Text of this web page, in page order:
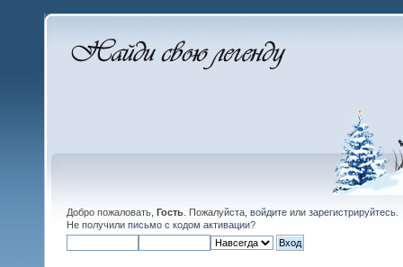
Добро пожаловать, Гость . Пожалуйста, войдите или зарегистрируйтесь
Не получили письмо с кодом активации?